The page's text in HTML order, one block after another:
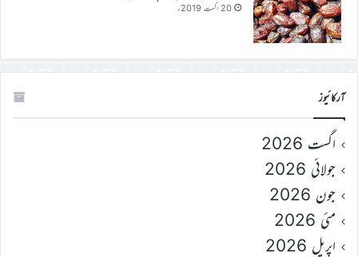
20 اگست 2019ء
آرکائیوز
اگست 2026
جولائی 2026
جون 2026
مئی 2026
اپریل 2026